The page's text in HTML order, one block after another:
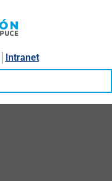
Intranet